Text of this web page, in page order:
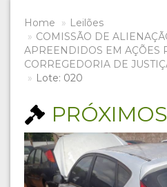
Home
Leilões
COMISSÃO DE
APREENDIDOS EM AÇÕES
CORREGEDORIA DE
Lote: 020
Previous